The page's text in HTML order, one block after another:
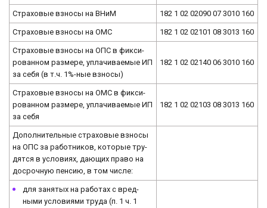
Стра­хо­вые взно­сы на ВНиМ 182 1 02 02090 07 3010 160
Стра­хо­вые взно­сы на ОМС 182 1 02 02101 08 3013 160
Стра­хо­вые взно­сы на ОПС в фик­си­
ро­ван­ном размере, упла­чи­ва­е­мые ИП
за себя (в т.ч. 1%-ные взно­сы)
182 1 02 02140 06 3010 160
Стра­хо­вые взно­сы на ОМС в фик­си­
ро­ван­ном раз­ме­ре, упла­чи­ва­е­мые ИП
за себя
182 1 02 02103 08 3013 160
До­пол­ни­тель­ные стра­хо­вые взно­сы
на ОПС за ра­бот­ни­ков, ко­то­рые тру­
дят­ся в усло­ви­ях, дающих право на
до­сроч­ную пен­сию, в том числе:
для за­ня­тых на ра­бо­тах с вред­
ны­ми условиями труда (п. 1 ч. 1